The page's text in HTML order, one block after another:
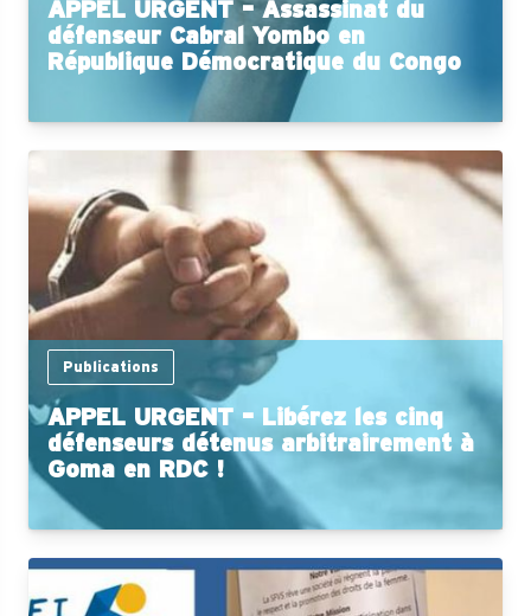
APPEL URGENT – Assassinat du
défenseur Cabral Yombo en
République Démocratique du Congo
Publications
APPEL URGENT – Libérez les cinq
défenseurs détenus arbitrairement à
Goma en RDC !